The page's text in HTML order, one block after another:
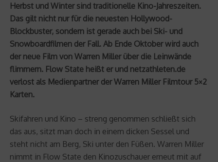
Herbst und Winter sind traditionelle Kino-Jahreszeiten.
Das gilt nicht nur für die neuesten Hollywood-
Blockbuster, sondern ist gerade auch bei Ski- und
Snowboardfilmen der Fall. Ab Ende Oktober wird auch
der neue Film von Warren Miller über die Leinwände
flimmern. Flow State heißt er und netzathleten.de
verlost als Medienpartner der Warren Miller Filmtour 5×2
Karten.
Skifahren und Kino – streng genommen schließt sich
das aus, sitzt man doch in einem dicken Sessel und
steht nicht am Berg, Ski unter den Füßen. Warren Miller
nimmt in Flow State den Kinozuschauer erneut mit auf